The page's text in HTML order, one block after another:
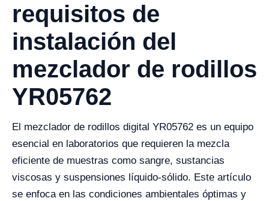
requisitos de
instalación del
mezclador de rodillos
YR05762
El mezclador de rodillos digital YR05762 es un equipo
esencial en laboratorios que requieren la mezcla
eficiente de muestras como sangre, sustancias
viscosas y suspensiones líquido-sólido. Este artículo
se enfoca en las condiciones ambientales óptimas y